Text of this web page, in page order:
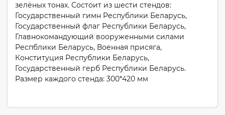
зелёных тонах. Состоит из шести стендов:
Государственный гимн Республики Беларусь,
Государственный флаг Республики Беларусь,
Главнокомандующий вооруженными силами
Респблики Беларусь, Военная присяга,
Конституция Республики Беларусь,
Государственный герб Республики Беларусь.
Размер каждого стенда: 300*420 мм